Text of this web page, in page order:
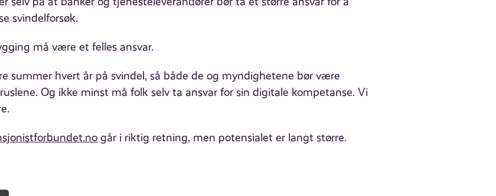
svindelforsøk.
må være et felles ansvar.
summer hvert år på svindel, så både de og myndighetene bør være
Og ikke minst må folk selv ta ansvar for sin digitale kompetanse. Vi
går i riktig retning, men potensialet er langt større.